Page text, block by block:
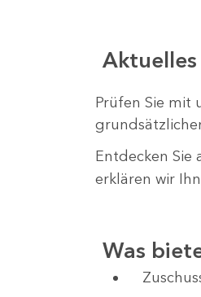
Prüfen Sie mit
Entdecken Sie
erklären wir
Was